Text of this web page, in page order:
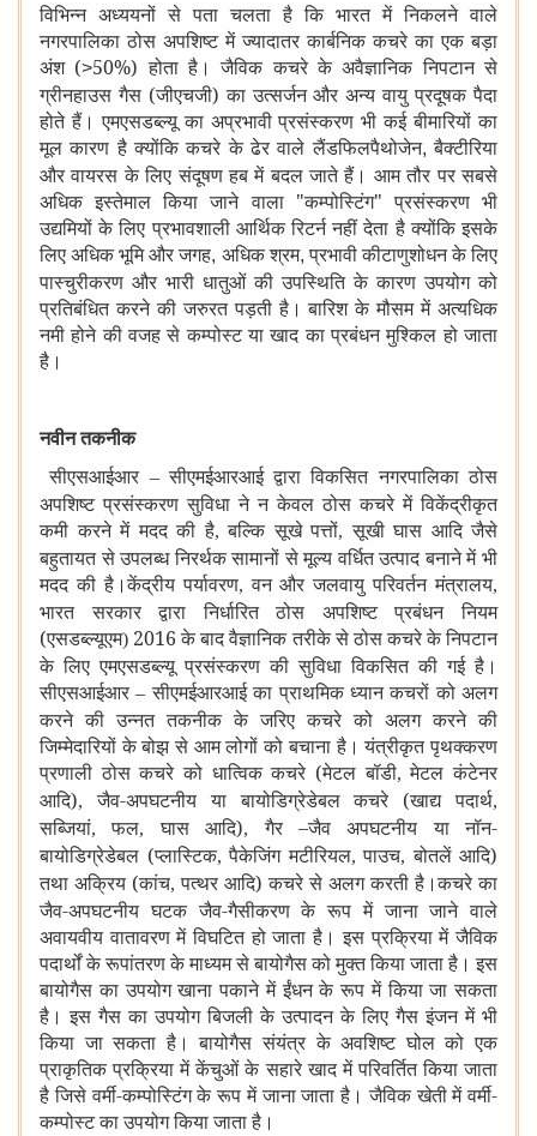
विभिन्न अध्ययनों से पता चलता है कि भारत में निकलने वाले
नगरपालिका ठोस अपशिष्ट में ज्यादातर कार्बनिक कचरे का एक बड़ा
अंश (>50%) होता है। जैविक कचरे के अवैज्ञानिक निपटान से
ग्रीनहाउस गैस (जीएचजी) का उत्सर्जन और अन्य वायु प्रदूषक पैदा
होते हैं। एमएसडब्ल्यू का अप्रभावी प्रसंस्करण भी कई बीमारियों का
मूल कारण है क्योंकि कचरे के ढेर वाले लैंडफिलपैथोजेन,बैक्टीरिया
और वायरस के लिए संदूषण हब में बदल जाते हैं। आम तौर पर सबसे
अधिक इस्तेमाल किया जाने वाला "कम्पोस्टिंग" प्रसंस्करण भी
उद्यमियों के लिए प्रभावशाली आर्थिक रिटर्न नहीं देता है क्योंकि इसके
लिए अधिक भूमि और जगह, अधिक श्रम,प्रभावी कीटाणुशोधन के लिए
पास्चुरीकरण और भारी धातुओं की उपस्थिति के कारण उपयोग को
प्रतिबंधित करने की जरुरत पड़ती है। बारिश के मौसम में अत्यधिक
नमी होने की वजह से कम्पोस्ट या खाद का प्रबंधन मुश्किल हो जाता
है।
नवीन तकनीक
सीएसआईआर –सीएमईआरआई द्वाराविकसित नगरपालिका ठोस
अपशिष्ट प्रसंस्करण सुविधा ने न केवल ठोस कचरे में विकेंद्रीकृत
कमी करने में मदद की है,बल्कि सूखे पत्तों,सूखी घास आदि जैसे
बहुतायत से उपलब्ध निरर्थक सामानों से मूल्य वर्धित उत्पाद बनाने में भी
मदद की है।केंद्रीय पर्यावरण,वन और जलवायु परिवर्तन मंत्रालय,
भारत सरकार द्वारा निर्धारित ठोस अपशिष्ट प्रबंधन नियम
(एसडब्ल्यूएम) 2016 के बाद वैज्ञानिक तरीके से ठोस कचरे के निपटान
के लिए एमएसडब्ल्यू प्रसंस्करण की सुविधा विकसित की गई है।
सीएसआईआर– सीएमईआरआईका प्राथमिक ध्यान कचरों को अलग
करने की उन्नत तकनीक के जरिए कचरे को अलग करने की
जिम्मेदारियों के बोझ से आम लोगों को बचाना है। यंत्रीकृत पृथक्करण
प्रणाली ठोस कचरे को धात्विक कचरे (मेटल बॉडी,मेटल कंटेनर
आदि),जैव-अपघटनीय या बायोडिग्रेडेबल कचरे (खाद्य पदार्थ,
सब्जियां,फल,घास आदि),गैर –जैव अपघटनीय या नॉन-
बायोडिग्रेडेबल (प्लास्टिक,पैकेजिंग मटीरियल,पाउच,बोतलें आदि)
तथा अक्रिय (कांच,पत्थर आदि) कचरे से अलग करती है।कचरे का
जैव-अपघटनीय घटक जैव-गैसीकरण के रूप में जाना जाने वाले
अवायवीय वातावरण में विघटित हो जाता है। इस प्रक्रिया में जैविक
पदार्थों के रूपांतरण के माध्यम से बायोगैस को मुक्त किया जाता है। इस
बायोगैस का उपयोग खाना पकाने में ईंधन के रूप में किया जा सकता
है। इस गैस का उपयोग बिजली के उत्पादन के लिए गैस इंजन में भी
किया जा सकता है। बायोगैस संयंत्र के अवशिष्ट घोल को एक
प्राकृतिक प्रक्रिया में केंचुओं के सहारे खाद में परिवर्तित किया जाता
है जिसे वर्मी-कम्पोस्टिंग के रूप में जाना जाता है। जैविक खेती में वर्मी-
कम्पोस्ट का उपयोग किया जाता है।